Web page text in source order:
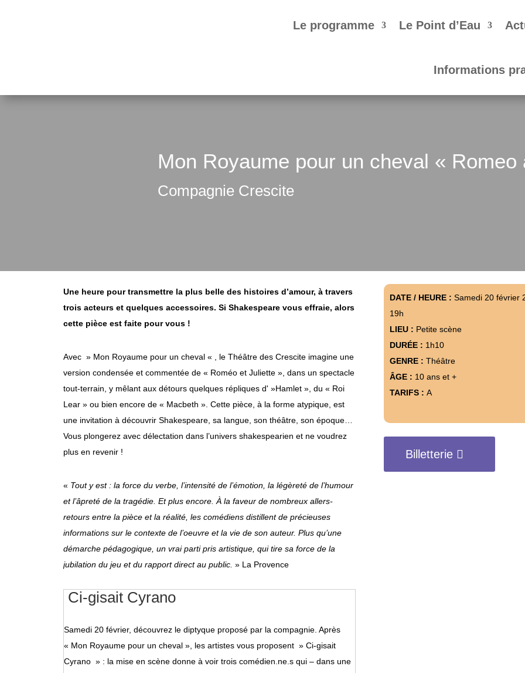
Le programme Le Point d’Eau
Informations
Mon Royaume pour un cheval « Romeo
Compagnie Crescite
Une heure pour transmettre la plus belle des histoires d’amour, à travers
trois acteurs et quelques accessoires. Si Shakespeare vous effraie, alors
cette pièce est faite pour vous !
Avec » Mon Royaume pour un cheval « , le Théâtre des Crescite imagine une
version condensée et commentée de « Roméo et Juliette », dans un spectacle
tout-terrain, y mêlant aux détours quelques répliques d' »Hamlet », du « Roi
Lear » ou bien encore de « Macbeth ». Cette pièce, à la forme atypique, est
une invitation à découvrir Shakespeare, sa langue, son théâtre, son époque…
Vous plongerez avec délectation dans l’univers shakespearien et ne voudrez
plus en revenir !
« Tout y est : la force du verbe, l’intensité de l’émotion, la légèreté de l’humour
et l’âpreté de la tragédie. Et plus encore. À la faveur de nombreux allers-
retours entre la pièce et la réalité, les comédiens distillent de précieuses
informations sur le contexte de l’oeuvre et la vie de son auteur. Plus qu’une
démarche pédagogique, un vrai parti pris artistique, qui tire sa force de la
jubilation du jeu et du rapport direct au public. » La Provence
Ci-gisait Cyrano
Samedi 20 février, découvrez le diptyque proposé par la compagnie. Après
« Mon Royaume pour un cheval », les artistes vous proposent » Ci-gisait
Cyrano » : la mise en scène donne à voir trois comédien.ne.s qui – dans une
DATE / HEURE : Samedi 20 février
19h
LIEU : Petite scène
DURÉE : 1h10
GENRE : Théâtre
ÂGE : 10 ans et +
TARIFS : A
Billetterie